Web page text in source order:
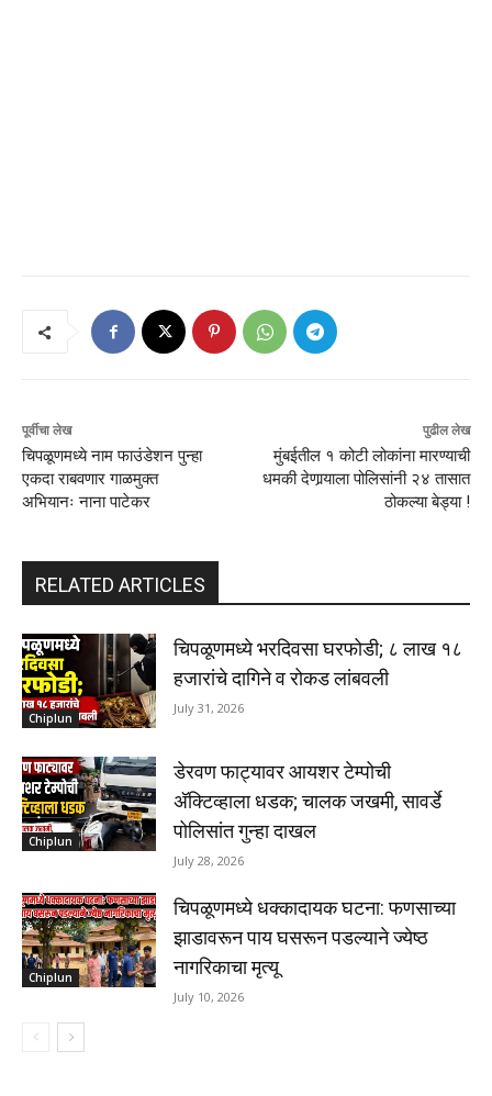
पूर्वीचा लेख
चिपळूणमध्ये नाम फाउंडेशन पुन्हा
एकदा राबवणार गाळमुक्त
अभियानः नाना पाटेकर
पुढील लेख
मुंबईतील १ कोटी लोकांना मारण्याची
धमकी देणार्‍याला पोलिसांनी २४ तासात
ठोकल्या बेड्या !
RELATED ARTICLES
Chiplun
चिपळूणमध्ये भरदिवसा घरफोडी; ८ लाख १८
हजारांचे दागिने व रोकड लांबवली
July 31, 2026
Chiplun
डेरवण फाट्यावर आयशर टेम्पोची
अ‍ॅक्टिव्हाला धडक; चालक जखमी, सावर्डे
पोलिसांत गुन्हा दाखल
July 28, 2026
Chiplun
चिपळूणमध्ये धक्कादायक घटना: फणसाच्या
झाडावरून पाय घसरून पडल्याने ज्येष्ठ
नागरिकाचा मृत्यू
July 10, 2026